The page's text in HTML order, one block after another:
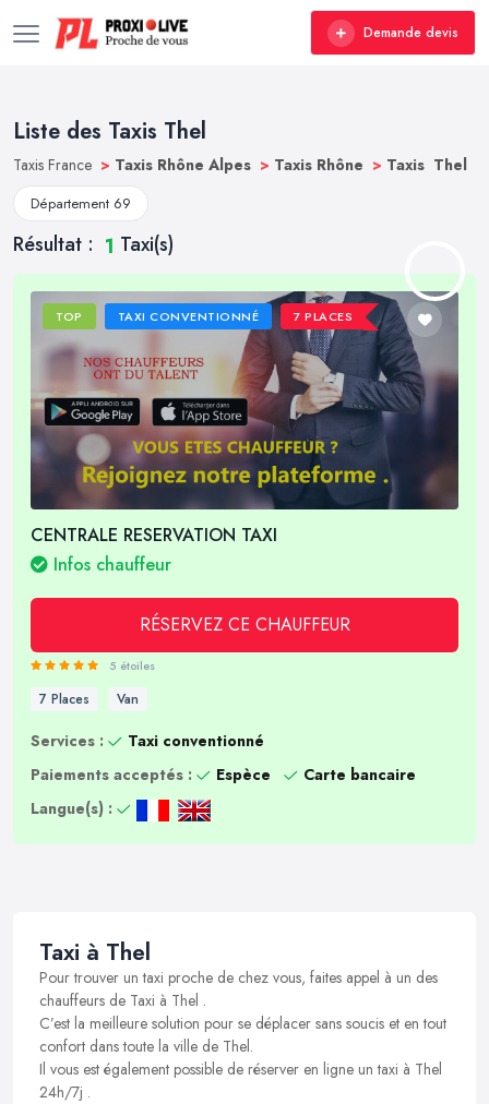
Demande devis
Liste des Taxis Thel
Taxis France > Taxis Rhône Alpes > Taxis Rhône > Taxis Thel
Département 69
Résultat : 1 Taxi(s)
TOP TAXI CONVENTIONNÉ 7 PLACES
CENTRALE RESERVATION TAXI
Infos chauffeur
RÉSERVEZ CE CHAUFFEUR
5 étoiles
7 Places Van
Services :
Taxi conventionné
Paiements acceptés :
Espèce
Carte bancaire
Langue(s) :
Taxi à Thel
Pour trouver un taxi proche de chez vous, faites appel à un des
chauffeurs de Taxi à Thel .
C’est la meilleure solution pour se déplacer sans soucis et en tout
confort dans toute la ville de Thel.
Il vous est également possible de réserver en ligne un taxi à Thel
24h/7j .